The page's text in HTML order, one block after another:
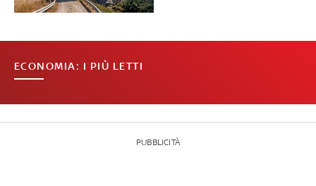
ECONOMIA: I PIÙ LETTI
PUBBLICITÀ